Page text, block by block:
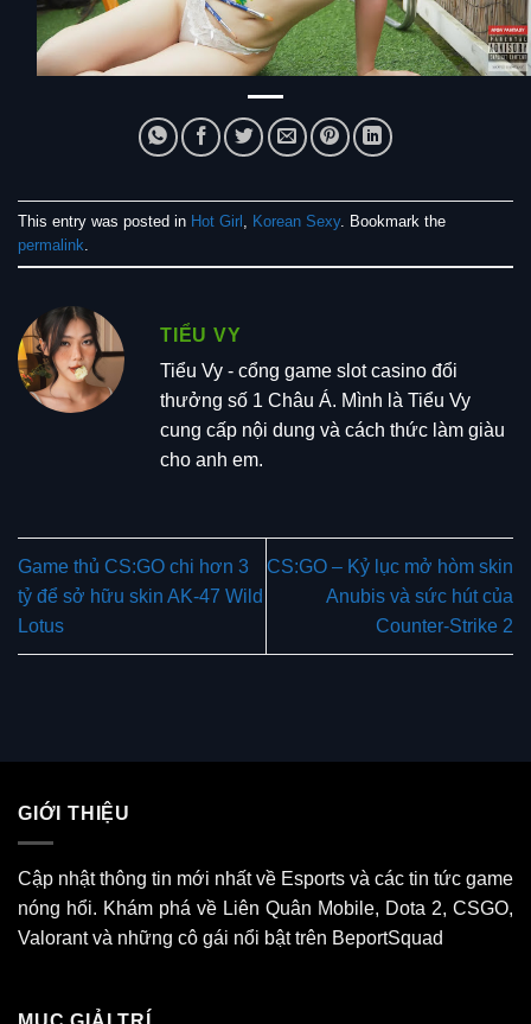
This entry was posted in Hot Girl Korean Sexy. Bookmark the
permalink
TIỂU VY
Tiểu Vy - cổng game slot casino đổi
thưởng số 1 Châu Á. Mình là Tiểu Vy
cung cấp nội dung và cách thức làm giàu
cho anh em.
Game thủ CS:GO chi hơn 3
tỷ để sở hữu skin AK-47 Wild
Lotus
CS:GO – Kỷ lục mở hòm skin
Anubis và sức hút của
Counter-Strike 2
GIỚI THIỆU
Cập nhật thông tin mới nhất về Esports và các tin tức game
nóng hổi. Khám phá về Liên Quân Mobile, Dota 2, CSGO,
Valorant và những cô gái nổi bật trên BeportSquad